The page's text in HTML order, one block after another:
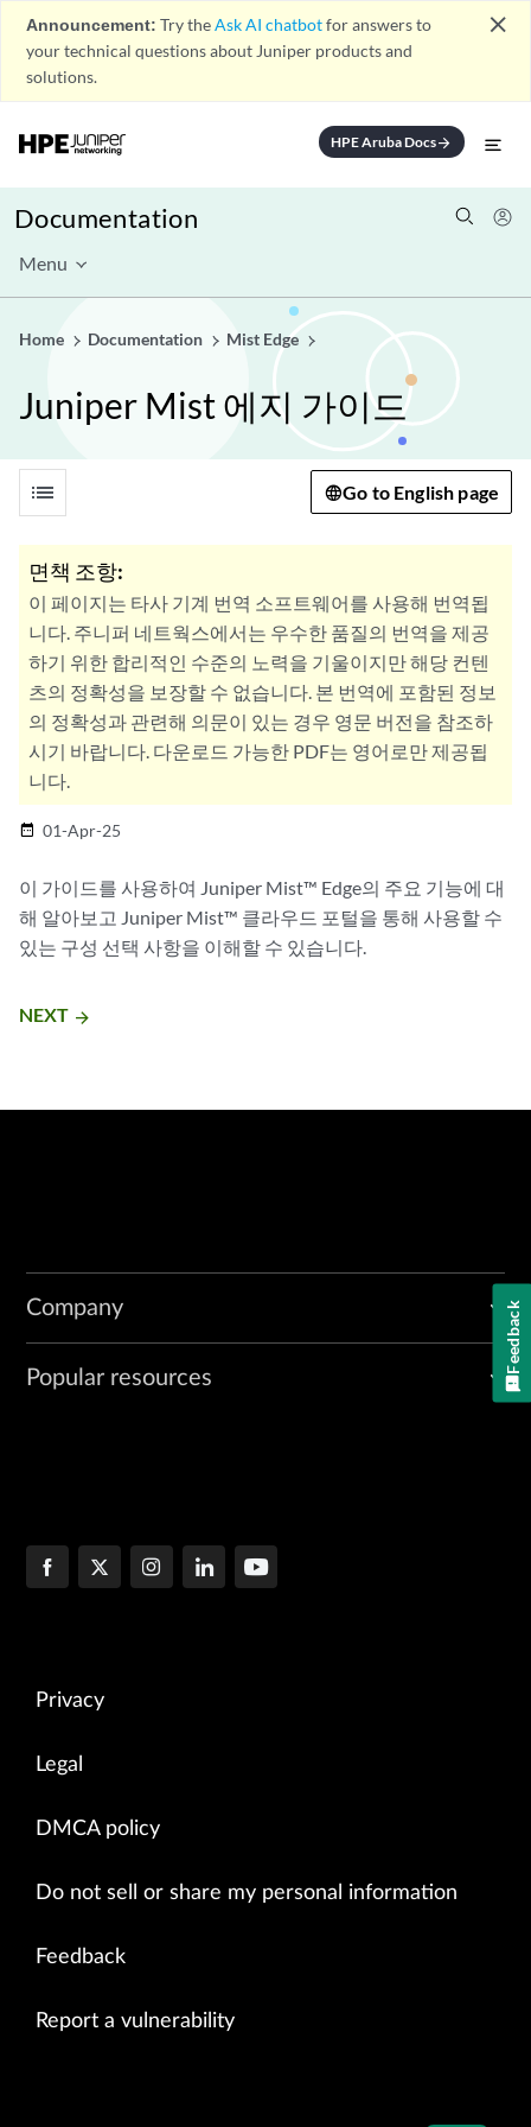
Announcement: Try theAsk AI chatbotfor answers to
your technical questions about Juniper products and
solutions.
close
HPE Aruba Docsarrow_forward
Documentation
Menu
Home Documentation Mist Edge
Juniper Mist 에지 가이드
list Go to English page
면책 조항:
이 페이지는 타사 기계 번역 소프트웨어를 사용해 번역됩
니다. 주니퍼 네트웍스에서는 우수한 품질의 번역을 제공
하기 위한 합리적인 수준의 노력을 기울이지만 해당 컨텐
츠의 정확성을 보장할 수 없습니다. 본 번역에 포함된 정보
의 정확성과 관련해 의문이 있는 경우 영문 버전을 참조하
시기 바랍니다. 다운로드 가능한 PDF는 영어로만 제공됩
니다.
date_range 01-Apr-25
이 가이드를 사용하여 Juniper Mist™ Edge의 주요 기능에 대
해 알아보고 Juniper Mist™ 클라우드 포털을 통해 사용할 수
있는 구성 선택 사항을 이해할 수 있습니다.
NEXT arrow_forward
Company
Popular resources
Privacy
Legal
DMCA policy
Do not sell or share my personal information
Feedback
Report a vulnerability
Feedback